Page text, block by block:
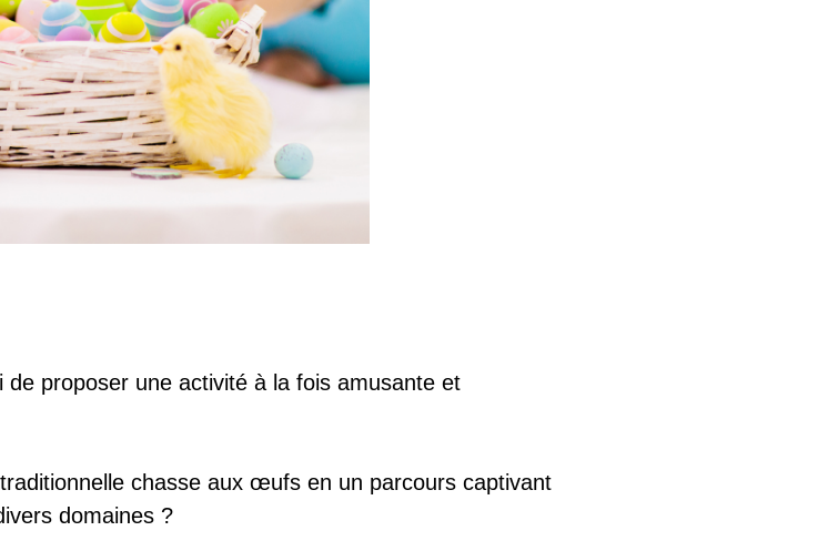
proposer une activité à la fois amusante et
chasse aux œufs en un parcours captivant
domaines ?